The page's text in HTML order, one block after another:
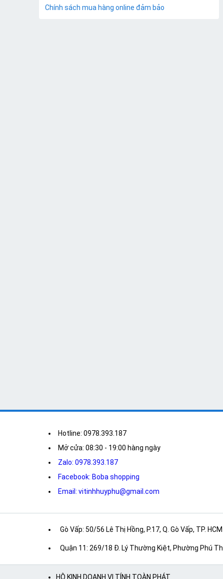
Chính sách mua hàng online đảm bảo
Hotline: 0978.393.187
Mở cửa: 08:30 - 19:00 hàng ngày
Zalo: 0978.393.187
Facebook: Boba shopping
Email: vitinhhuyphu@gmail.com
Gò Vấp: 50/56 Lê Thị Hồng, P.17, Q. Gò Vấp, TP. HCM
Quận 11: 269/18 Đ. Lý Thường Kiệt, Phường Phú
HỘ KINH DOANH VI TÍNH TOÀN PHÁT